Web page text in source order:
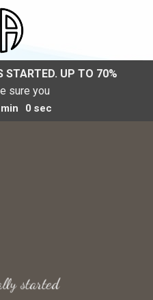
STARTED. UP TO 70%
sure you
min 0 sec
started